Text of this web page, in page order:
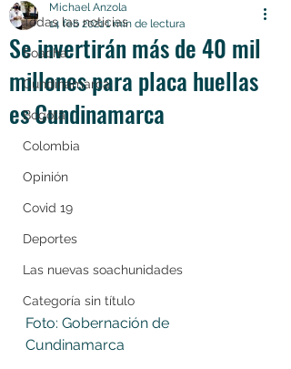
Todas las noticias
Soacha
Cundinamarca
Bogotá
Colombia
Opinión
Covid 19
Deportes
Las nuevas soachunidades
Categoría sin título
Se invertirán más de 40 mil
millones para placa huellas
es Cundinamarca
Michael Anzola
14 feb 20211 min de lectura
Foto: Gobernación de
Cundinamarca